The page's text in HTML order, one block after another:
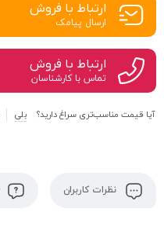
ارتباط با فروش
ارسال پیامک
ارتباط با فروش
تماس با کارشناسان
آیا قیمت مناسب‌تری سراغ دارید؟ بلی
نظرات کاربران